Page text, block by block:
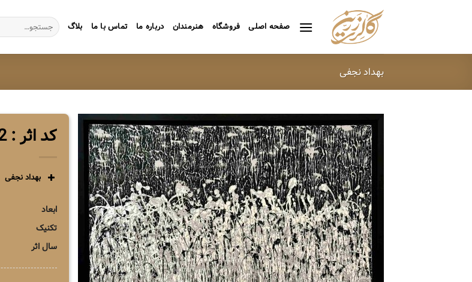
صفحه اصلی فروشگاه هنرمندان درباره ما تماس با ما بلاگ
جستجو
برای:
بهداد نجفی
کد اثر : ZG1BN100X80U02
بهداد نجفی
ابعاد
تکنیک
سال اثر